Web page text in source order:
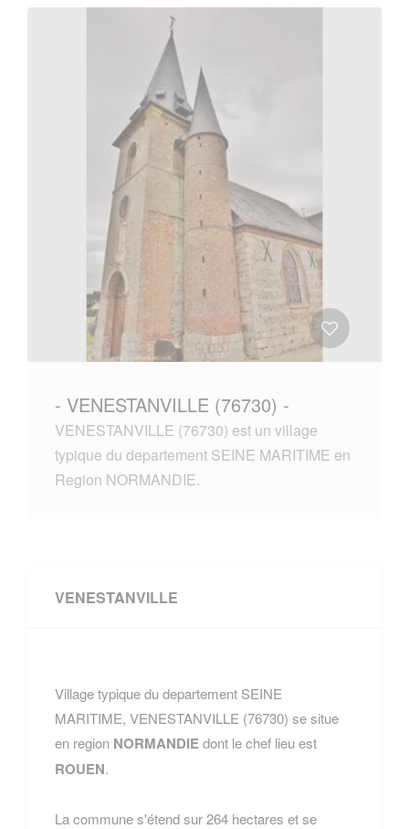
- VENESTANVILLE (76730) -
VENESTANVILLE (76730) est un village
typique du departement SEINE MARITIME en
Region NORMANDIE.
VENESTANVILLE
Village typique du departement SEINE
MARITIME, VENESTANVILLE (76730) se situe
en region NORMANDIEdont le chef lieu est
ROUEN.
La commune s'étend sur 264 hectares et se